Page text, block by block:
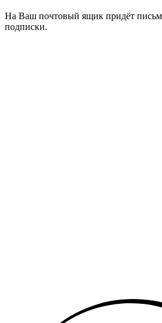
На Ваш почтовый ящик придёт
подписки.